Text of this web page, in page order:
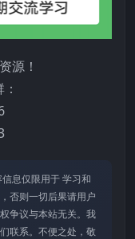
源！
息仅限⽤于 学习和
否则⼀切后果请⽤户
争议与本站⽆关。我
联系。不便之处，敬